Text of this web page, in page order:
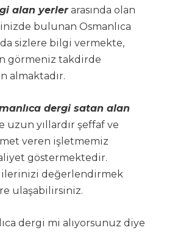
alan yerlerarasında olan
bulunan Osmanlıca
sizlere bilgi vermekte,
görmeniz takdirde
almaktadır.
dergi satan alan
uzun yıllardır şeffaf ve
veren işletmemiz
göstermektedir.
değerlendirmek
ulaşabilirsiniz.
dergi mi alıyorsunuz diye